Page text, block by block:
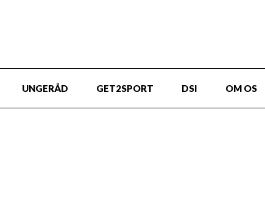
UNGERÅD GET2SPORT DSI OM OS